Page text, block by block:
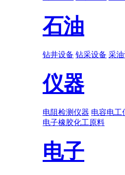
石油
钻井设备 钻采设备 采
仪器
电阻检测仪器 电容电工
电子橡胶化工原料
电子